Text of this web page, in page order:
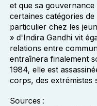
et que sa
certaines catégories
particulier chez les
» d'Indira Gandhi vit
relations entre
entraînera finalement
1984, elle est
corps, des extrémistes
Sources :